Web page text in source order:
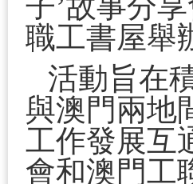
職工書屋舉
活動旨在
與澳門兩地
工作發展互
會和澳門工